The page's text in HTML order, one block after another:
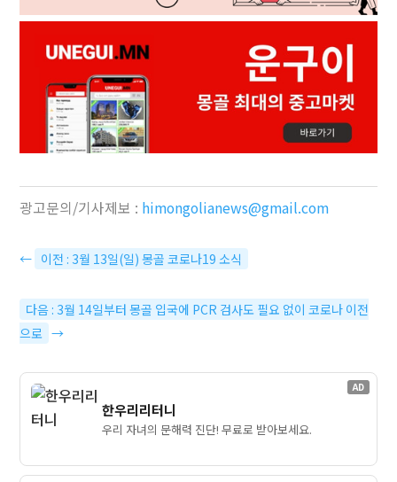
광고문의/기사제보 : himongolianews@gmail.com
← 이전 : 3월 13일(일) 몽골 코로나19 소식
다음 : 3월 14일부터 몽골 입국에 PCR 검사도 필요 없이 코로나 이전
으로 →
AD
한우리리터니
우리 자녀의 문해력 진단! 무료로 받아보세요.